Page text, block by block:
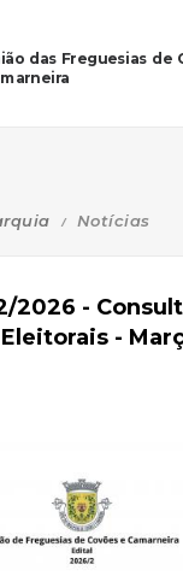
das Freguesias de
Notícias
2026 -
-